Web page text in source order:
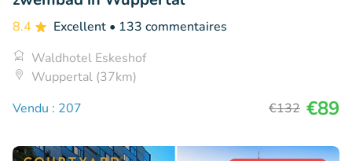
8.4 Excellent • 133 commentaires
Waldhotel Eskeshof
Wuppertal (37km)
Vendu : 207
€132 €89